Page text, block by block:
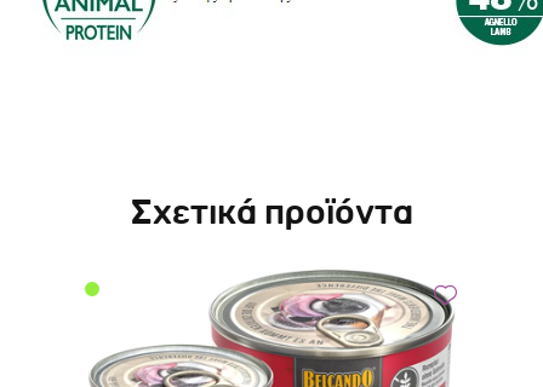
Σχετικά προϊόντα